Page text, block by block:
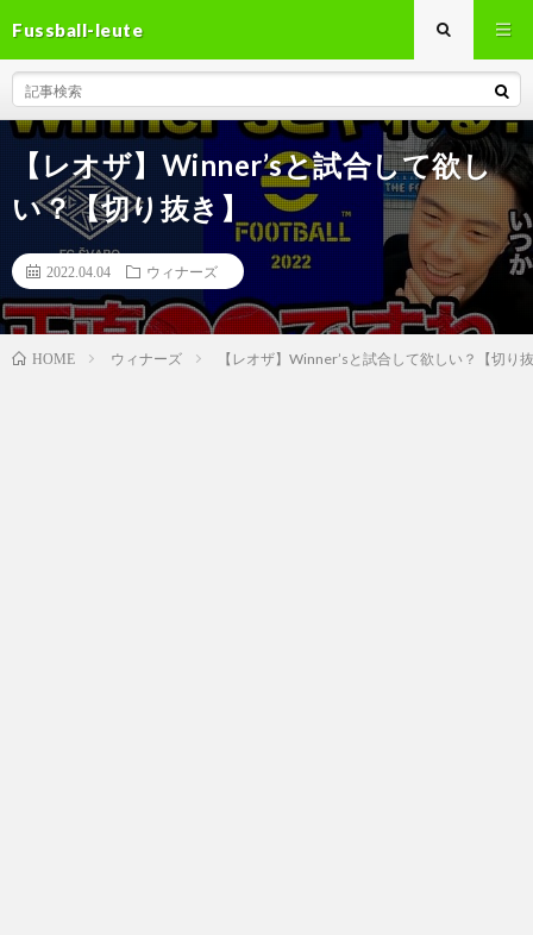
Fussball-leute
【レオザ】Winner’sと試合して欲し
い？【切り抜き】
2022.04.04 ウィナーズ
HOME ウィナーズ 【レオザ】Winner’sと試合して欲しい？【切り